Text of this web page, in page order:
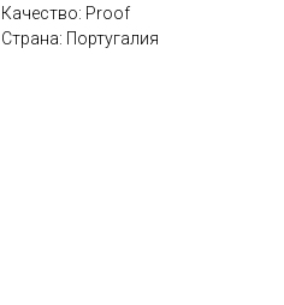
Качество: Proof
Страна: Португалия